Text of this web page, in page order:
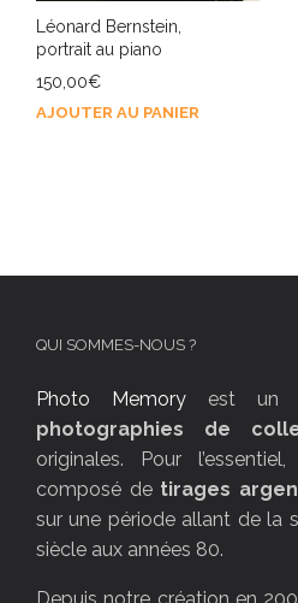
Léonard Bernstein,
portrait au piano
150,00€
AJOUTER AU PANIER
QUI SOMMES-NOUS ?
Photo Memoryest un
photographies de
originales. Pour
composé de tirages
sur une période allant de la
siècle aux années 80.